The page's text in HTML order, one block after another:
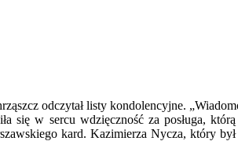
odczytał listy kondolencyjne.
się w sercu wdzięczność za posługa,
kard. Kazimierza Nycza, który